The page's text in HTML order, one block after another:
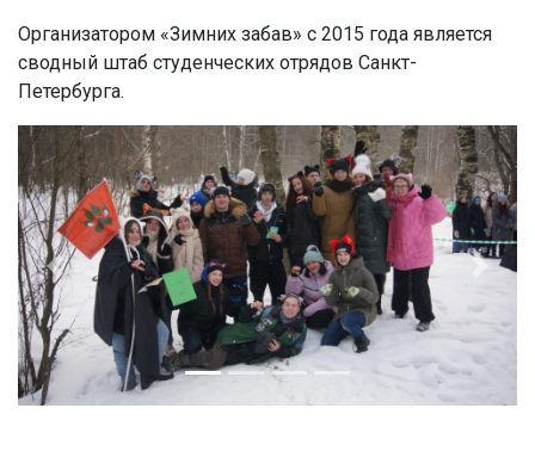
Организатором «Зимних забав» с 2015 года является
сводный штаб студенческих отрядов Санкт-
Петербурга.